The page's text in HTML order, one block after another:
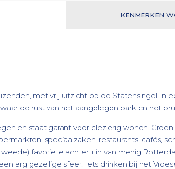
KENMERKEN
met vrij uitzicht op de Statensingel,
de rust van het aangelegen park en het
en staat garant voor plezierig wonen.
speciaalzaken, restaurants, cafés,
favoriete achtertuin van menig
erg gezellige sfeer. Iets drinken bij het